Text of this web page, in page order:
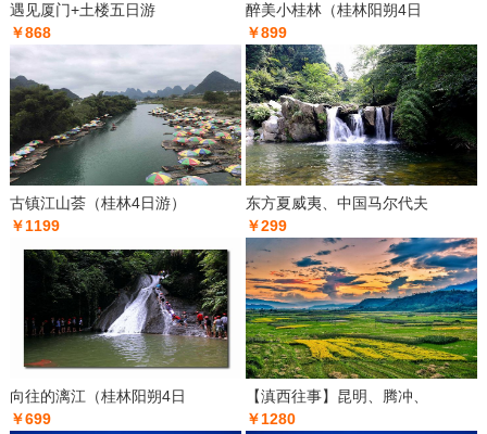
遇见厦门+土楼五日游
￥868
醉美小桂林（桂林阳朔4日
￥899
古镇江山荟（桂林4日游）
￥1199
东方夏威夷、中国马尔代夫
￥299
向往的漓江（桂林阳朔4日
￥699
【滇西往事】昆明、腾冲、
￥1280